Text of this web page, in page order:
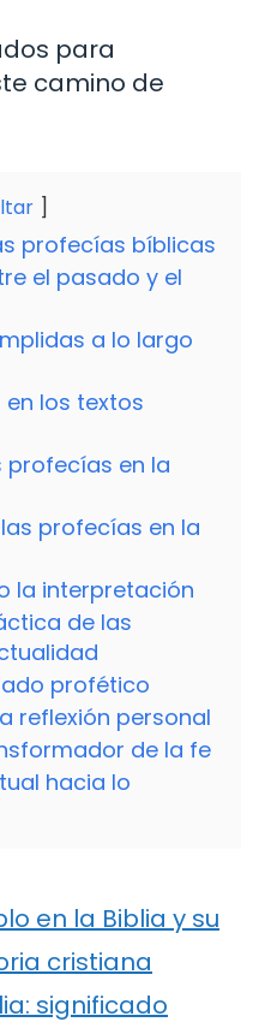
para
camino de
profecías bíblicas
el pasado y el
a lo largo
los textos
profecías en la
profecías en la
la interpretación
de las
profético
reflexión personal
de la fe
hacia lo
en la Biblia y su
cristiana
significado